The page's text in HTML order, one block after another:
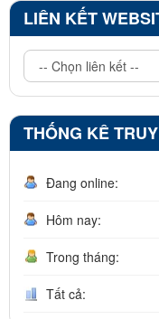
LIÊN KẾT
THỐNG KÊ
Đang online:
Hôm nay:
Trong tháng:
Tất cả: